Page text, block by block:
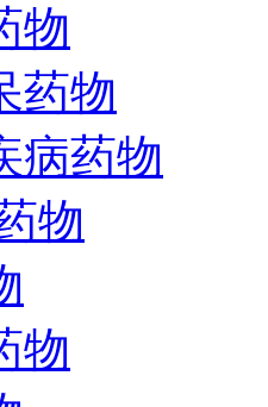
物
药物
病药物
物
物